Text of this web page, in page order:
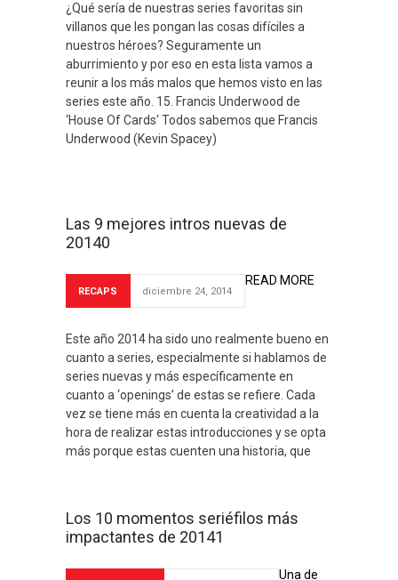
¿Qué sería de nuestras series favoritas sin
villanos que les pongan las cosas difíciles a
nuestros héroes? Seguramente un
aburrimiento y por eso en esta lista vamos a
reunir a los más malos que hemos visto en las
series este año. 15. Francis Underwood de
‘House Of Cards‘ Todos sabemos que Francis
Underwood (Kevin Spacey)
Las 9 mejores intros nuevas de
20140
RECAPS diciembre 24, 2014
Este año 2014 ha sido uno realmente bueno en
cuanto a series, especialmente si hablamos de
series nuevas y más específicamente en
cuanto a ‘openings’ de estas se refiere. Cada
vez se tiene más en cuenta la creatividad a la
hora de realizar estas introducciones y se opta
más porque estas cuenten una historia, que
READ MORE
Los 10 momentos seriéfilos más
impactantes de 20141
Una de